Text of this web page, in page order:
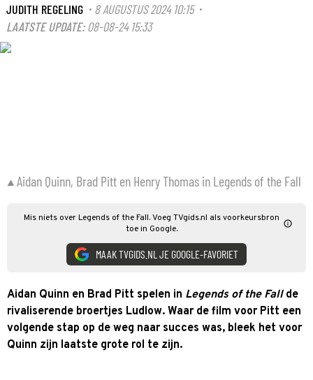
JUDITH REGELING · 8 AUGUSTUS 2024 10:15·
LAATSTE UPDATE: 08-08-24 15:33
Aidan Quinn, Brad Pitt en Henry Thomas in Legends of the Fall
Mis niets over Legends of the Fall. Voeg TVgids.nl als voorkeursbron
toe in Google.
MAAK TVGIDS.NL JE GOOGLE-FAVORIET
Aidan Quinn en Brad Pitt spelen in Legends of the Fallde
rivaliserende broertjes Ludlow. Waar de film voor Pitt een
volgende stap op de weg naar succes was, bleek het voor
Quinn zijn laatste grote rol te zijn.